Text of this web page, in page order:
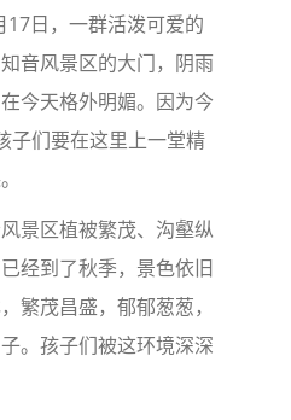
日，一群活泼可爱的
音风景区的大门，阴雨
今天格外明媚。因为今
子们要在这里上一堂精
区植被繁茂、沟壑纵
经到了秋季，景色依旧
繁茂昌盛，郁郁葱葱，
。孩子们被这环境深深